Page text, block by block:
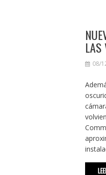
LAS
08/